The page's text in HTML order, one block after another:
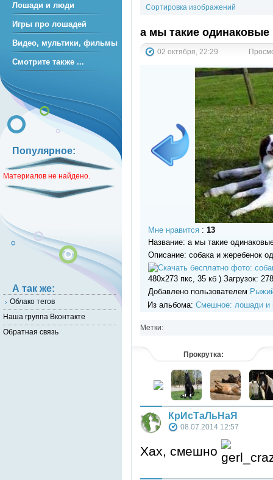
Сортировка изображений
а мы такие одинаковые
02 октября, 22:29
Мне нравится : 13
Название: а мы такие
Описание: собака и жеребенок
480x273 пкс, 35 кб ) Загрузок: 278
Добавлено пользователем
Из альбома: Смешное: лошади и
Метки:
Прокрутка:
КрИсТаЛьНаЯ
08.07.2014 12:57
Хах, смешно
Лошади и люди
Игры про лошадей
Видео, мультики, фильмы
Смотрите также ...
Популярное:
Материалов не найдено.
А так же:
Облако тегов
Наша группа Вконтакте
Обратная связь